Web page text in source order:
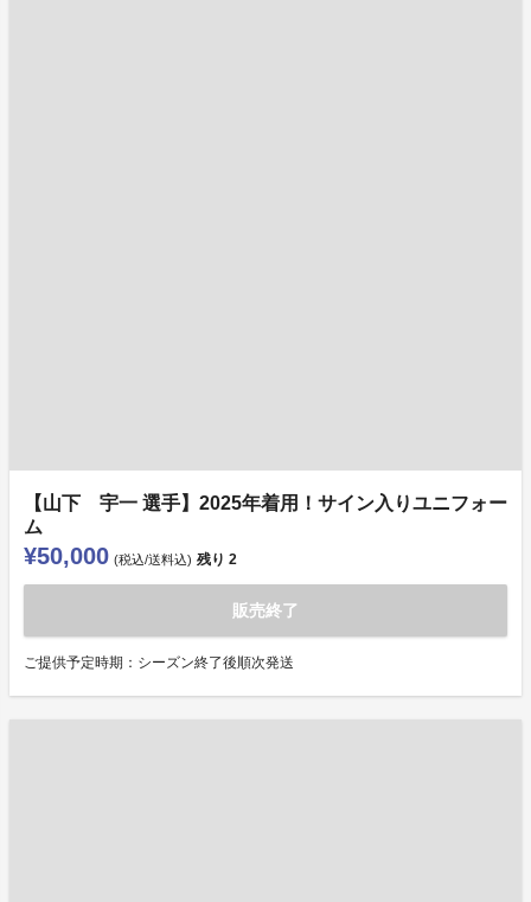
【山下 宇一 選手】2025年着用！サイン入りユニフォー
ム
¥50,000 (税込/送料込) 残り 2
販売終了
ご提供予定時期：シーズン終了後順次発送